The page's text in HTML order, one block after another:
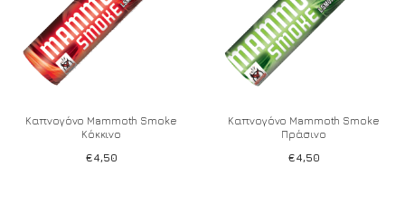
Καπνογόνο Mammoth Smoke
Κόκκινο
€4,50
Καπνογόνο Mammoth Smoke
Πράσινο
€4,50